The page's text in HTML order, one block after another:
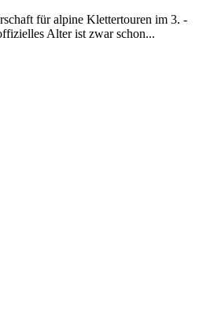
für alpine Klettertouren im 3. -
Alter ist zwar schon...